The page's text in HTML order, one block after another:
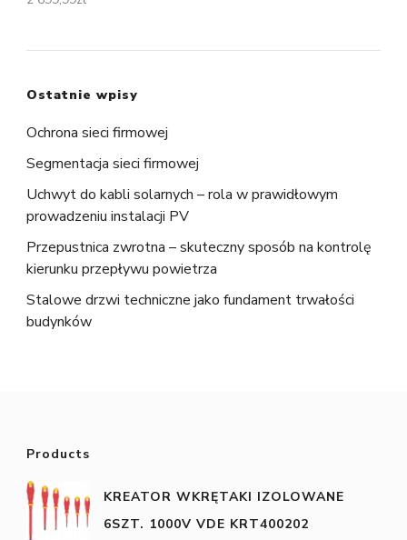
Ostatnie wpisy
Ochrona sieci firmowej
Segmentacja sieci firmowej
Uchwyt do kabli solarnych – rola w prawidłowym
prowadzeniu instalacji PV
Przepustnica zwrotna – skuteczny sposób na kontrolę
kierunku przepływu powietrza
Stalowe drzwi techniczne jako fundament trwałości
budynków
Products
KREATOR WKRĘTAKI IZOLOWANE
6SZT. 1000V VDE KRT400202